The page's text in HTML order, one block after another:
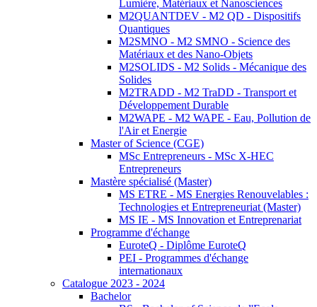
Lumière, Matériaux et Nanosciences
M2QUANTDEV - M2 QD - Dispositifs
Quantiques
M2SMNO - M2 SMNO - Science des
Matériaux et des Nano-Objets
M2SOLIDS - M2 Solids - Mécanique des
Solides
M2TRADD - M2 TraDD - Transport et
Développement Durable
M2WAPE - M2 WAPE - Eau, Pollution de
l'Air et Energie
Master of Science (CGE)
MSc Entrepreneurs - MSc X-HEC
Entrepreneurs
Mastère spécialisé (Master)
MS ETRE - MS Energies Renouvelables :
Technologies et Entrepreneuriat (Master)
MS IE - MS Innovation et Entreprenariat
Programme d'échange
EuroteQ - Diplôme EuroteQ
PEI - Programmes d'échange
internationaux
Catalogue 2023 - 2024
Bachelor